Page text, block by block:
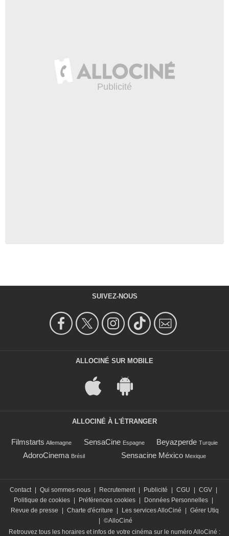
SUIVEZ-NOUS
ALLOCINÉ SUR MOBILE
ALLOCINÉ À L'ÉTRANGER
Filmstarts Allemagne SensaCine Espagne Beyazperde Turquie
AdoroCinema Brésil Sensacine México Mexique
Contact | Qui sommes-nous | Recrutement | Publicité | CGU | CGV |
Politique de cookies | Préférences cookies | Données Personnelles |
Revue de presse
| Charte d'écriture | Les services AlloCiné | Gérer Utiq
| ©AlloCiné
Retrouvez tous les horaires et infos de votre cinéma sur le numéro AlloCiné :